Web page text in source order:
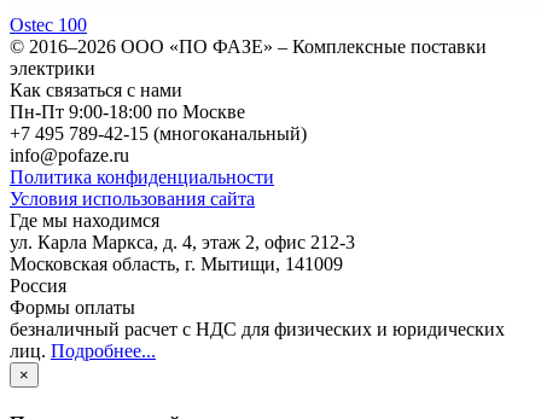
Ostec 100
© 2016–2026 ООО «ПО ФАЗЕ» – Комплексные поставки
электрики
Как связаться с нами
Пн-Пт 9:00-18:00 по Москве
+7 495 789-42-15 (многоканальный)
info@pofaze.ru
Политика конфиденциальности
Условия использования сайта
Где мы находимся
ул. Карла Маркса, д. 4, этаж 2, офис 212-3
Московская область, г. Мытищи, 141009
Россия
Формы оплаты
безналичный расчет с НДС для физических и юридических
лиц. Подробнее...
×